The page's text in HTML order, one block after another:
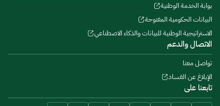
بوابة الخدمة الوطنية
البيانات الحكومية المفتوحة
الاستراتيجية الوطنية للبيانات والذكاء الاصطناعي
الاتصال والدعم
تواصل معنا
الإبلاغ عن الفساد
تابعنا على